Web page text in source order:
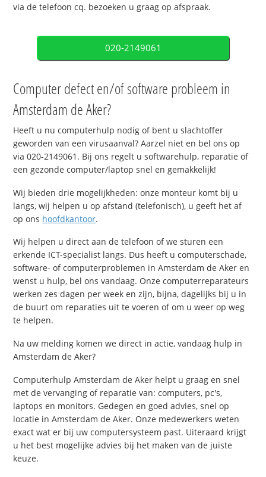
via de telefoon cq. bezoeken u graag op afspraak.
020-2149061
Computer defect en/of software probleem in
Amsterdam de Aker?
Heeft u nu computerhulp nodig of bent u slachtoffer
geworden van een virusaanval? Aarzel niet en bel ons op
via 020-2149061. Bij ons regelt u softwarehulp, reparatie of
een gezonde computer/laptop snel en gemakkelijk!
Wij bieden drie mogelijkheden: onze monteur komt bij u
langs, wij helpen u op afstand (telefonisch), u geeft het af
op ons hoofdkantoor.
Wij helpen u direct aan de telefoon of we sturen een
erkende ICT-specialist langs. Dus heeft u computerschade,
software- of computerproblemen in Amsterdam de Aker en
wenst u hulp, bel ons vandaag. Onze computerreparateurs
werken zes dagen per week en zijn, bijna, dagelijks bij u in
de buurt om reparaties uit te voeren of om u weer op weg
te helpen.
Na uw melding komen we direct in actie, vandaag hulp in
Amsterdam de Aker?
Computerhulp Amsterdam de Aker helpt u graag en snel
met de vervanging of reparatie van: computers, pc's,
laptops en monitors. Gedegen en goed advies, snel op
locatie in Amsterdam de Aker. Onze medewerkers weten
exact wat er bij uw computersysteem past. Uiteraard krijgt
u het best mogelijke advies bij het maken van de juiste
keuze.